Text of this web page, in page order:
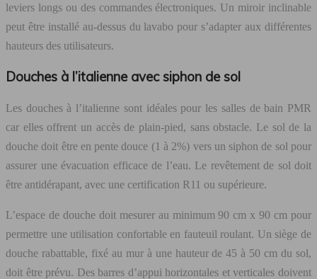
leviers longs ou des commandes électroniques. Un miroir inclinable
peut être installé au-dessus du lavabo pour s’adapter aux différentes
hauteurs des utilisateurs.
Douches à l’italienne avec siphon de sol
Les douches à l’italienne sont idéales pour les salles de bain PMR
car elles offrent un accès de plain-pied, sans obstacle. Le sol de la
douche doit être en pente douce (1 à 2%) vers un siphon de sol pour
assurer une évacuation efficace de l’eau. Le revêtement de sol doit
être antidérapant, avec une certification R11 ou supérieure.
L’espace de douche doit mesurer au minimum 90 cm x 90 cm pour
permettre une utilisation confortable en fauteuil roulant. Un siège de
douche rabattable, fixé au mur à une hauteur de 45 à 50 cm du sol,
doit être prévu. Des barres d’appui horizontales et verticales doivent